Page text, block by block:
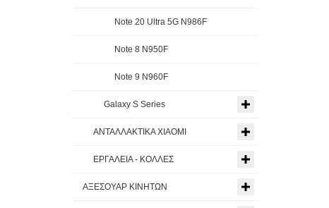
Note 20 Ultra 5G N986F
Note 8 N950F
Note 9 N960F
Galaxy S Series
ΑΝΤΑΛΛΑΚΤΙΚΑ XIAOMI
ΕΡΓΑΛΕΙΑ - ΚΟΛΛΕΣ
ΑΞΕΣΟΥΑΡ ΚΙΝΗΤΩΝ